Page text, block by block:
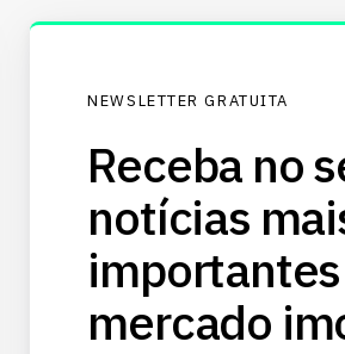
NEWSLETTER GRATUITA
Receba no
notícias
mercado